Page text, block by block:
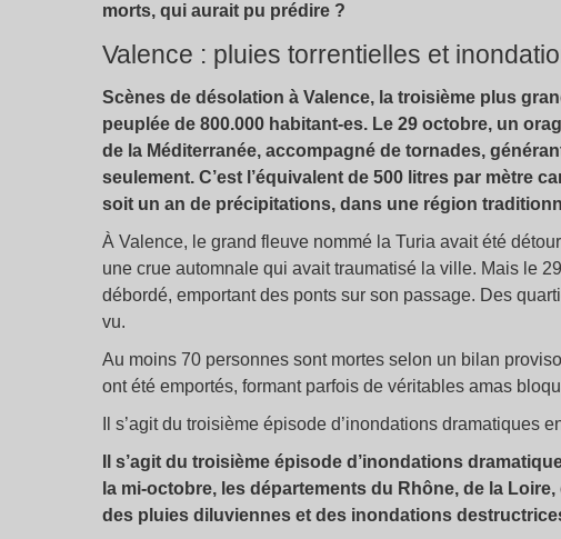
morts, qui aurait pu prédire ?
Valence : pluies torrentielles et
Scènes de désolation à Valence, la troisième plus
peuplée de 800.000 habitant-es. Le 29 octobre, un
de la Méditerranée, accompagné de tornades,
seulement. C’est l’équivalent de 500 litres par mètre
soit un an de précipitations, dans une région
À Valence, le grand fleuve nommé la Turia avait été
une crue automnale qui avait traumatisé la ville. Mais le
débordé, emportant des ponts sur son passage. Des
vu.
Au moins 70 personnes sont mortes selon un bilan
ont été emportés, formant parfois de véritables amas
Il s’agit du troisième épisode d’inondations dramatiques
Il s’agit du troisième épisode d’inondations
la mi-octobre, les départements du Rhône, de la
des pluies diluviennes et des inondations